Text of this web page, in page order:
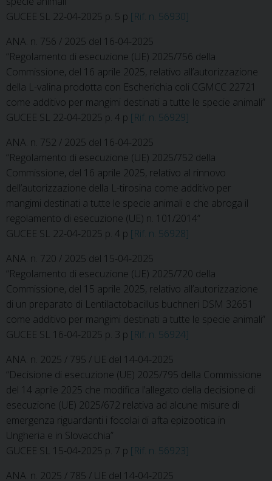
GUCEE SL 22-04-2025 p. 5 p [Rif. n. 56930]
ANA. n. 756 / 2025 del 16-04-2025
“Regolamento di esecuzione (UE) 2025/756 della
Commissione, del 16 aprile 2025, relativo all’autorizzazione
della L-valina prodotta con Escherichia coli CGMCC 22721
come additivo per mangimi destinati a tutte le specie animali”
GUCEE SL 22-04-2025 p. 4 p [Rif. n. 56929]
ANA. n. 752 / 2025 del 16-04-2025
“Regolamento di esecuzione (UE) 2025/752 della
Commissione, del 16 aprile 2025, relativo al rinnovo
dell’autorizzazione della L-tirosina come additivo per
mangimi destinati a tutte le specie animali e che abroga il
regolamento di esecuzione (UE) n. 101/2014”
GUCEE SL 22-04-2025 p. 4 p [Rif. n. 56928]
ANA. n. 720 / 2025 del 15-04-2025
“Regolamento di esecuzione (UE) 2025/720 della
Commissione, del 15 aprile 2025, relativo all’autorizzazione
di un preparato di Lentilactobacillus buchneri DSM 32651
come additivo per mangimi destinati a tutte le specie animali”
GUCEE SL 16-04-2025 p. 3 p [Rif. n. 56924]
ANA. n. 2025 / 795 / UE del 14-04-2025
“Decisione di esecuzione (UE) 2025/795 della Commissione
del 14 aprile 2025 che modifica l’allegato della decisione di
esecuzione (UE) 2025/672 relativa ad alcune misure di
emergenza riguardanti i focolai di afta epizootica in
Ungheria e in Slovacchia”
GUCEE SL 15-04-2025 p. 7 p [Rif. n. 56923]
ANA. n. 2025 / 785 / UE del 14-04-2025